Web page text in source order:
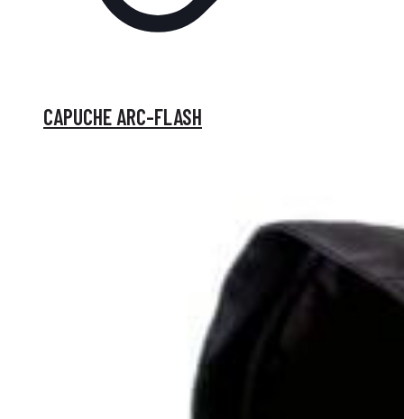
CAPUCHE ARC-FLASH